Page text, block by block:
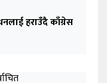
हराउँदै काँग्रेस